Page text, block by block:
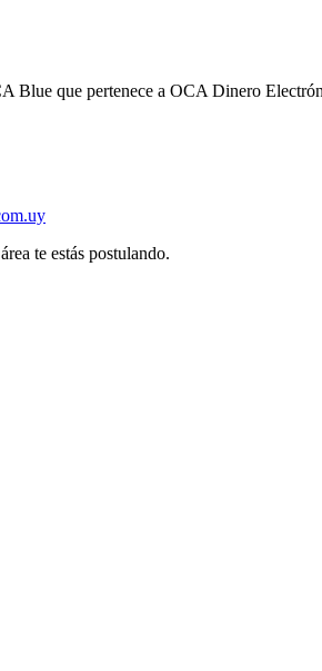
que pertenece a OCA Dinero
te estás postulando.